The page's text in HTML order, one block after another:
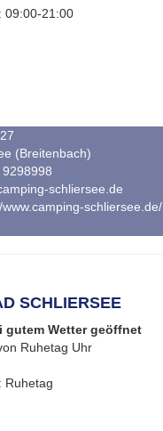
09:00-21:00
(Breitenbach)
schliersee.de
www.camping-schliersee.de/
SCHLIERSEE
gutem Wetter geöffnet
Ruhetag Uhr
Ruhetag